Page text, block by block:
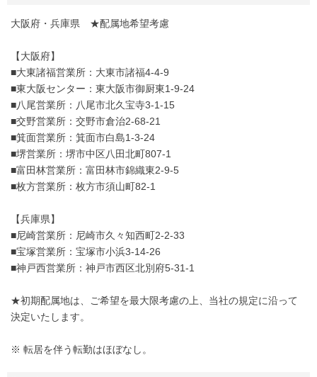
大阪府・兵庫県 ★配属地希望考慮
【大阪府】
■大東諸福営業所：大東市諸福4-4-9
■東大阪センター：東大阪市御厨東1-9-24
■八尾営業所：八尾市北久宝寺3-1-15
■交野営業所：交野市倉治2-68-21
■箕面営業所：箕面市白島1-3-24
■堺営業所：堺市中区八田北町807-1
■富田林営業所：富田林市錦織東2-9-5
■枚方営業所：枚方市須山町82-1
【兵庫県】
■尼崎営業所：尼崎市久々知西町2-2-33
■宝塚営業所：宝塚市小浜3-14-26
■神戸西営業所：神戸市西区北別府5-31-1
★初期配属地は、ご希望を最大限考慮の上、当社の規定に沿って
決定いたします。
※ 転居を伴う転勤はほぼなし。